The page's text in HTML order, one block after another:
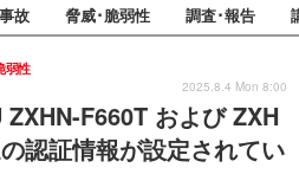
故 脅威･脆弱性 調査･報告
F660T および ZXH
認証情報が設定されてい
弱性
2025.8.4 Mon 8:00